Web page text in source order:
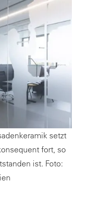
setzt
fort, so
ist. Foto: